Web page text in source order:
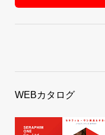
WEBカタログ